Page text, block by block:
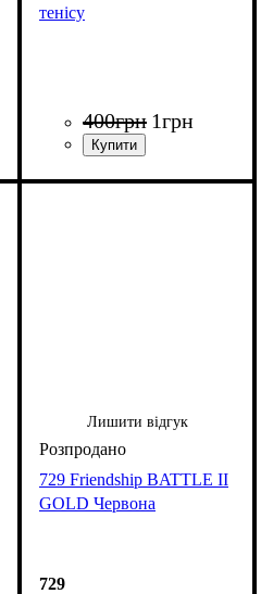
тенісу
400грн 1грн
Лишити відгук
729 Friendship BATTLE II
GOLD Червона
729